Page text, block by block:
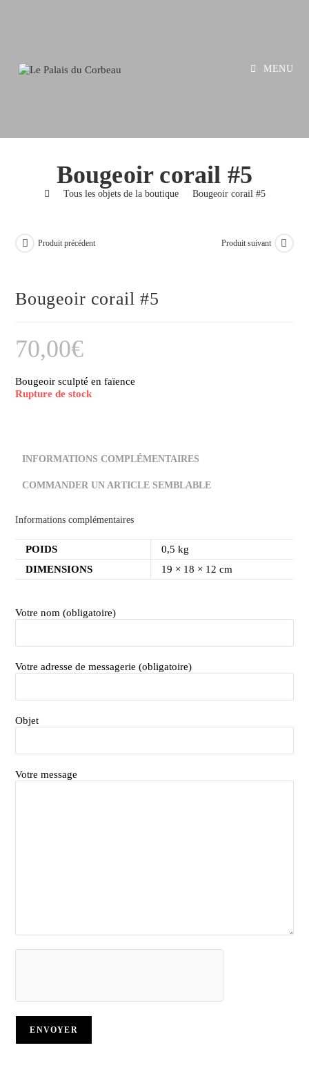
MENU
Bougeoir corail #5
Tous les objets de la boutique Bougeoir corail #5
Produit précédent Produit suivant
Bougeoir corail #5
70,00€
Bougeoir sculpté en faïence
Rupture de stock
INFORMATIONS COMPLÉMENTAIRES
COMMANDER UN ARTICLE SEMBLABLE
Informations complémentaires
POIDS
0,5 kg
DIMENSIONS
19 × 18 × 12 cm
Votre nom (obligatoire)
Votre adresse de messagerie (obligatoire)
Objet
Votre message